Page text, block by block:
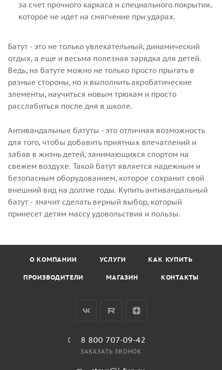
за счет прочного каркаса и специального покрытия,
которое не идет на смягчение при ударах.
Батут - это не только увлекательный, динамический
отдых, а еще и весьма полезная зарядка для детей.
Ведь, на батуте можно не только просто прыгать в
разные стороны, но и выполнить акробатические
элементы, научиться новым трюкам и просто
расслабиться после дня в школе.
Антивандальные батуты - это отличная возможность
для того, чтобы добавить приятных впечатлений и
забав в жизнь детей, занимающихся спортом на
свежем воздухе. Такой батут является надежным и
безопасным оборудованием, которое сохранит свой
внешний вид на долгие годы. Купить антивандальный
батут - значит сделать верный выбор, который
принесет детям массу удовольствия и пользы.
О КОМПАНИИ УСЛУГИ КАК КУПИТЬ
ПРОИЗВОДИТЕЛИ МАГАЗИН КОНТАКТЫ
8 800 707-09-42
ЗАКАЗАТЬ ЗВОНОК